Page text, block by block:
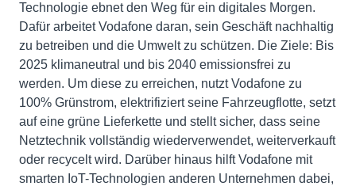
Technologie ebnet den Weg für ein digitales Morgen.
Dafür arbeitet Vodafone daran, sein Geschäft nachhaltig
zu betreiben und die Umwelt zu schützen. Die Ziele: Bis
2025 klimaneutral und bis 2040 emissionsfrei zu
werden. Um diese zu erreichen, nutzt Vodafone zu
100% Grünstrom, elektrifiziert seine Fahrzeugflotte, setzt
auf eine grüne Lieferkette und stellt sicher, dass seine
Netztechnik vollständig wiederverwendet, weiterverkauft
oder recycelt wird. Darüber hinaus hilft Vodafone mit
smarten IoT-Technologien anderen Unternehmen dabei,